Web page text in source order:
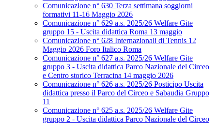
Comunicazione n° 630 Terza settimana soggiorni
formativi 11-16 Maggio 2026
Comunicazione n° 629 a.s. 2025/26 Welfare Gite
gruppo 15 - Uscita didattica Roma 13 maggio
Comunicazione n° 628 Internazionali di Tennis 12
Maggio 2026 Foro Italico Roma
Comunicazione n° 627 a.s. 2025/26 Welfare Gite
gruppo 3 - Uscita didattica Parco Nazionale del Circeo
e Centro storico Terracina 14 maggio 2026
Comunicazione n° 626 a.s. 2025/26 Posticipo Uscita
didattica presso il Parco del Circeo e Sabaudia Gruppo
11
Comunicazione n° 625 a.s. 2025/26 Welfare Gite
gruppo 2 - Uscita didattica Parco Nazionale del Circeo